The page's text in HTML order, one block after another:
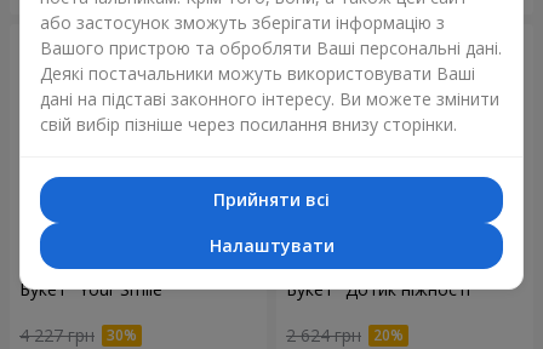
Букет "Your Smile"
4 227 грн
Букет "Дотик ніжності"
2 624 грн
або застосунок зможуть зберігати інформацію з
Вашого пристрою та обробляти Ваші персональні дані.
Деякі постачальники можуть використовувати Ваші
дані на підставі законного інтересу. Ви можете змінити
свій вибір пізніше через посилання внизу сторінки.
Прийняти всі
Налаштувати